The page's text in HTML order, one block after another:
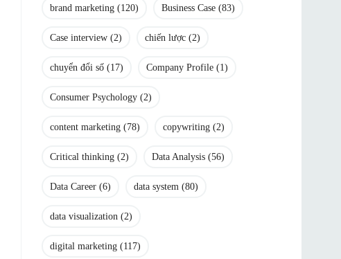
brand marketing (120) Business Case (83)
Case interview (2) chiến lược (2)
chuyển đổi số (17) Company Profile (1)
Consumer Psychology (2)
content marketing (78) copywriting (2)
Critical thinking (2) Data Analysis (56)
Data Career (6) data system (80)
data visualization (2)
digital marketing (117)